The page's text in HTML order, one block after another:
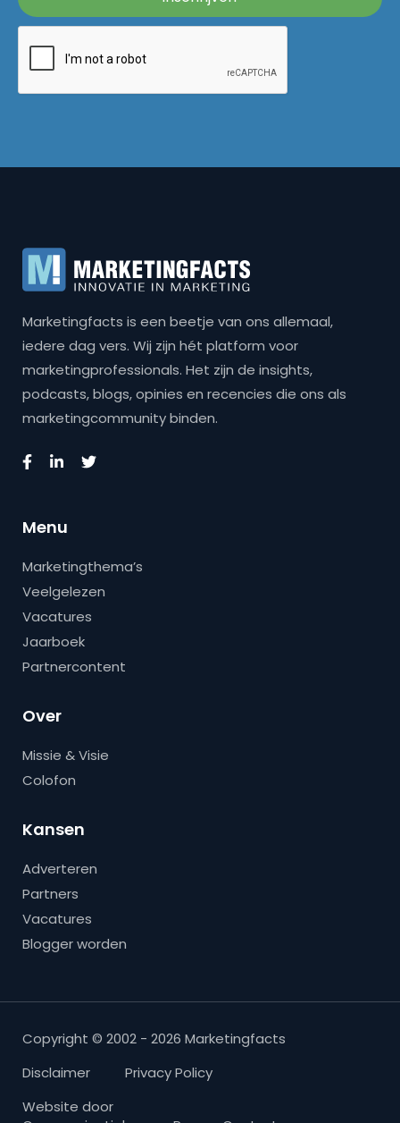
Marketingfacts is een beetje van ons allemaal,
iedere dag vers. Wij zijn hét platform voor
marketingprofessionals. Het zijn de insights,
podcasts, blogs, opinies en recencies die ons als
marketingcommunity binden.
Menu
Marketingthema’s
Veelgelezen
Vacatures
Jaarboek
Partnercontent
Over
Missie & Visie
Colofon
Kansen
Adverteren
Partners
Vacatures
Blogger worden
Copyright © 2002 - 2026 Marketingfacts
Disclaimer
Privacy Policy
Website door